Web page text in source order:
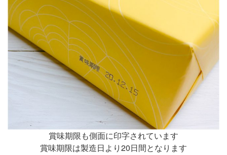
賞味期限も側面に印字されています
賞味期限は製造日より20日間となります